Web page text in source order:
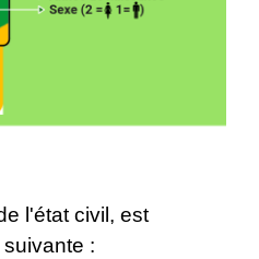
l'état civil, est
: